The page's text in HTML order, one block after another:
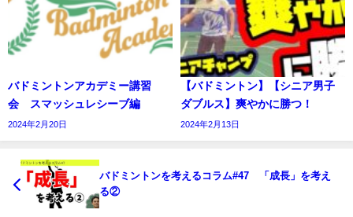
バドミントンアカデミー講習
会 スマッシュレシーブ編
2024年2月20日
【バドミントン】【シニア男子
ダブルス】爽やかに勝つ！
2024年2月13日
バドミントンを考えるコラム#47 「成長」を考え
る②